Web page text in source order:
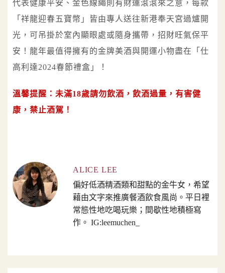
代表健康平安、金色線繩則有財運滾滾來之意，每款
「祥龍迎春五寶幣」皆由專人送往新港奉天宮過爐開
光，可吊掛於室內顯眼處或隨身攜帶，招財旺氣保平
安！龍年最值得擁有的金牌美酒與開運小物盡在「仕
高利達2024春節禮盒」！
溫馨提醒：未滿18歲請勿飲酒，飲酒過量，有害健
康，禁止酒駕！
ALICE LEE
偏好低酒精酒類和甜點的金牛女，希望
藉由文字來推廣餐酒飲食風尚。平日裡
常態性地吃喝玩樂；間歇性地積極寫
作。 IG:leemuchen_